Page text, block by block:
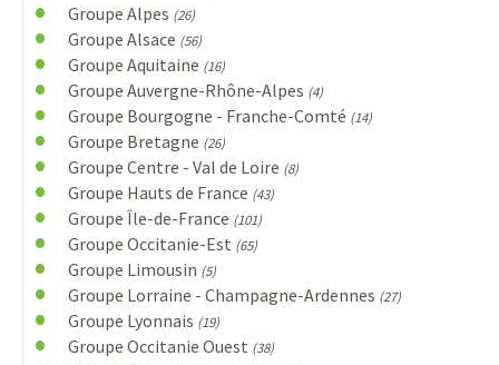
Groupe Alpes (26)
Groupe Alsace (56)
Groupe Aquitaine (16)
Groupe Auvergne-Rhône-Alpes (4)
Groupe Bourgogne - Franche-Comté (14)
Groupe Bretagne (26)
Groupe Centre - Val de Loire (8)
Groupe Hauts de France (43)
Groupe Île-de-France (101)
Groupe Occitanie-Est (65)
Groupe Limousin (5)
Groupe Lorraine - Champagne-Ardennes (27)
Groupe Lyonnais (19)
Groupe Occitanie Ouest (38)